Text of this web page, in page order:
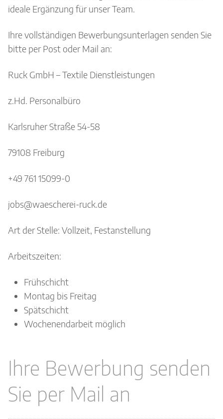
ideale Ergänzung für unser Team.
Ihre vollständigen Bewerbungsunterlagen senden Sie
bitte per Post oder Mail an:
Ruck GmbH – Textile Dienstleistungen
z.Hd. Personalbüro
Karlsruher Straße 54-58
79108 Freiburg
+49 761 15099-0
jobs@waescherei-ruck.de
Art der Stelle: Vollzeit, Festanstellung
Arbeitszeiten:
Frühschicht
Montag bis Freitag
Spätschicht
Wochenendarbeit möglich
Ihre Bewerbung senden
Sie per Mail an